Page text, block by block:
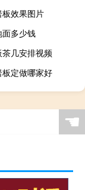
效果图片
面多少钱
几安排视频
定做哪家好
墙好吗
磨吗吗
色吗吗
☚